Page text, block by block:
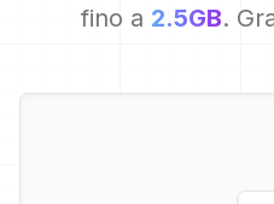
fino a 2.5GB.